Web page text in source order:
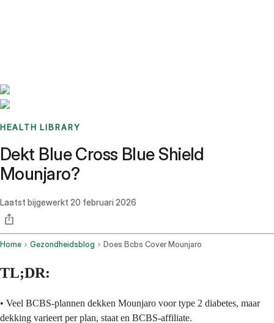
HEALTH LIBRARY
Dekt Blue Cross Blue Shield
Mounjaro?
Laatst bijgewerkt 20 februari 2026
Home Gezondheidsblog Does Bcbs Cover Mounjaro
TL;DR:
• Veel BCBS-plannen dekken Mounjaro voor type 2 diabetes, maar
dekking varieert per plan, staat en BCBS-affiliate.